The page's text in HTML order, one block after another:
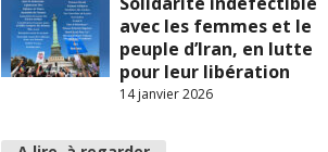
avec les femmes et le
peuple d’Iran, en lutte
pour leur libération
14 janvier 2026